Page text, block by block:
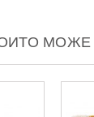
МОЖЕ